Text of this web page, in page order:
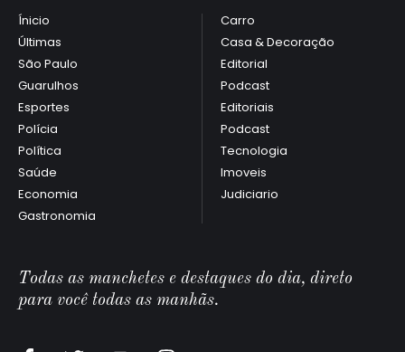
Ínicio
Últimas
São Paulo
Guarulhos
Esportes
Polícia
Política
Saúde
Economia
Gastronomia
Carro
Casa & Decoração
Editorial
Podcast
Editoriais
Podcast
Tecnologia
Imoveis
Judiciario
Todas as manchetes e destaques do dia, direto
para você todas as manhãs.